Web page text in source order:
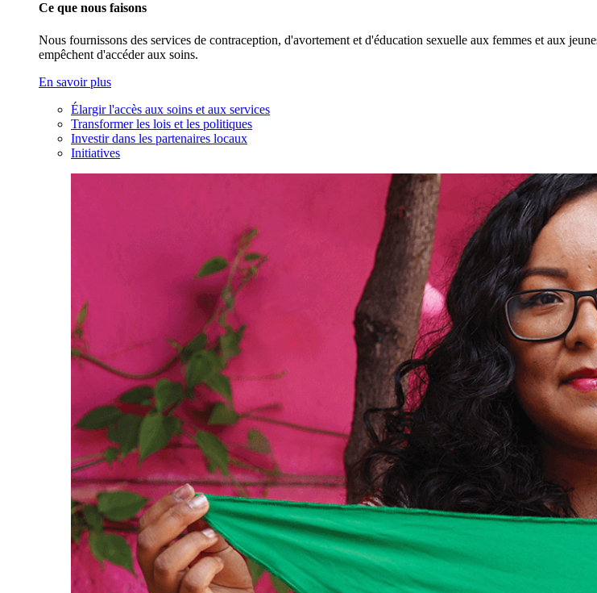
Ce que nous faisons
Nous fournissons des services de contraception, d'avortement et d'éducation sexuelle aux femmes et aux
empêchent d'accéder aux soins.
En savoir plus
Élargir l'accès aux soins et aux services
Transformer les lois et les politiques
Investir dans les partenaires locaux
Initiatives